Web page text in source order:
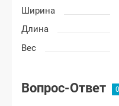
Ширина
Длина
Вес
Вопрос-Ответ